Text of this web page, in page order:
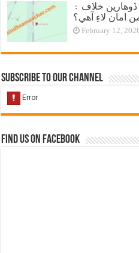
خلاف ۽
امان لاءِ آهي؟
February 12,
Subscribe to our Channel
Find us on Facebook